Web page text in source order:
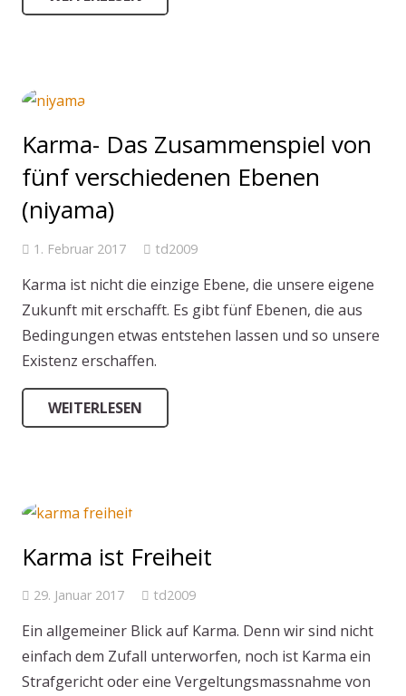
Karma- Das Zusammenspiel von
fünf verschiedenen Ebenen
(niyama)
1. Februar 2017 td2009
Karma ist nicht die einzige Ebene, die unsere eigene
Zukunft mit erschafft. Es gibt fünf Ebenen, die aus
Bedingungen etwas entstehen lassen und so unsere
Existenz erschaffen.
WEITERLESEN
Karma ist Freiheit
29. Januar 2017 td2009
Ein allgemeiner Blick auf Karma. Denn wir sind nicht
einfach dem Zufall unterworfen, noch ist Karma ein
Strafgericht oder eine Vergeltungsmassnahme von